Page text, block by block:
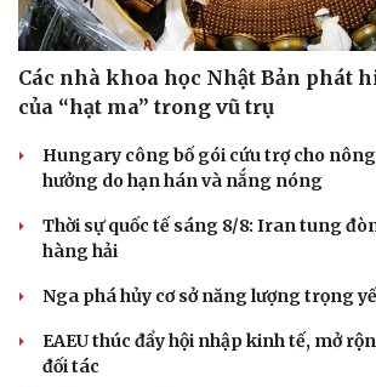
Âm nhạc
Di sản
Sao Việt
Các nhà khoa học Nhật Bản phát
của “hạt ma” trong vũ trụ
Hungary công bố gói cứu trợ cho
hưởng do hạn hán và nắng nóng
Thời sự quốc tế sáng 8/8: Iran tung
hàng hải
Nga phá hủy cơ sở năng lượng trọng
EAEU thúc đẩy hội nhập kinh tế, mở
đối tác